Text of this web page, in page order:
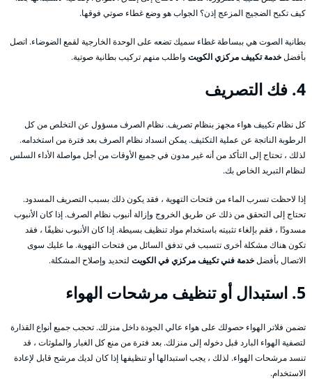
كيف تكبح الضجيج المزعج إذن؟ الجواب هو وضع غطاء صوتي فوقها.
بطانية الصوت هي ببساطة غطاء سميك تضعه على الوحدة الخارجية لقمع الضوضاء. اتصل
بأفضلخدمة تكييف مركزي الكويت واطلب منهم تركيب بطانية صوتية.
4. فك التصريف
كل نظام تكييف هواء مجهز بنظام تصريف. نظام الصرف مسؤول عن التخلص من كل
الرطوبة الناتجة عن عملية التكثيف. يمكن انسداد نظام الصرف بعد فترة من استخدامه.
لذلك ، تحتاج إلى التأكد من أنه غير مدون في جميع الأوقات من أجل مواصلة الأداء السلس
لنظام التبريد الخاص بك.
إذا لاحظت تسرب الماء من فتحات التهوية ، فقد يكون ذلك بسبب التصريف المسدود.
تحتاج إلى التحقق من ذلك عن طريق الخروج وإزالة أنبوب نظام الصرف. إذا كان الأنبوب
مسدودًا ، فقم بإلغاء تثبيته باستخدام مواد تنظيف بسيطة. إذا كان الأنبوب نظيفًا ، فقد
تكون هناك مشكلة أخرى تتسبب في تدفق السائل من فتحات التهوية. ما عليك سوى
الاتصال بأفضلخدمة فني تكييف مركزي في الكويت لتحديد وإصلاح المشكلة.
5. استبدال أو تنظيف مرشحات الهواء
تضمن فلاتر الهواء حصولك على هواء عالي الجودة داخل منزلك. تحجب جميع أنواع القذارة
لتصفية الهواء البارد قبل دخوله إلى منزلك. بعد فترة من منع كل الغبار والملوثات ، قد
تنسد مرشحات الهواء. لذلك ، يجب استبدالها أو تنظيفها إذا كان لديك مرشح قابل لإعادة
الاستخدام.